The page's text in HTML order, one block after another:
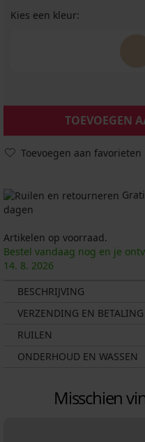
Kies een kleur:
TOEVOEGEN
Toevoegen aan favorieten
dagen
Artikelen op voorraad.
Bestel vandaag nog en je
14. 8. 2026
BESCHRIJVING
VERZENDING EN BETALING
RUILEN
ONDERHOUD EN WASSEN
Misschien